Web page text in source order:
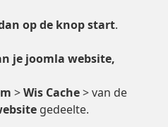
op de knop start.
je joomla website,
>Wis Cache> van de
gedeelte.